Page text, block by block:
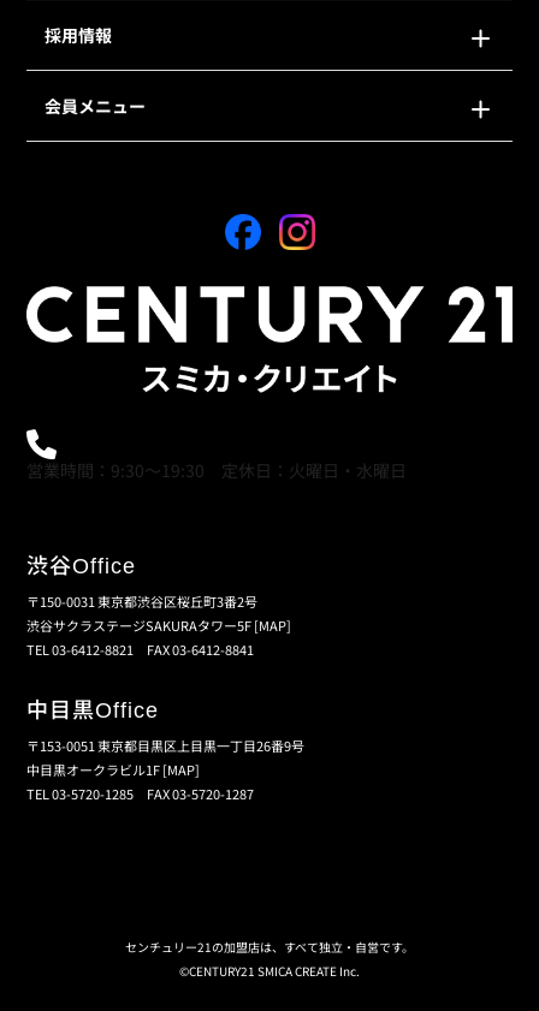
採用情報
会員メニュー
営業時間：9:30～19:30 定休日：火曜日・水曜日
渋谷Office
〒150-0031 東京都渋谷区桜丘町3番2号
渋谷サクラステージSAKURAタワー5F[MAP]
TEL 03-6412-8821 FAX 03-6412-8841
中目黒Office
〒153-0051 東京都目黒区上目黒一丁目26番9号
中目黒オークラビル1F[MAP]
TEL 03-5720-1285 FAX 03-5720-1287
センチュリー21の加盟店は、すべて独立・自営です。
©CENTURY21 SMICA CREATE Inc.